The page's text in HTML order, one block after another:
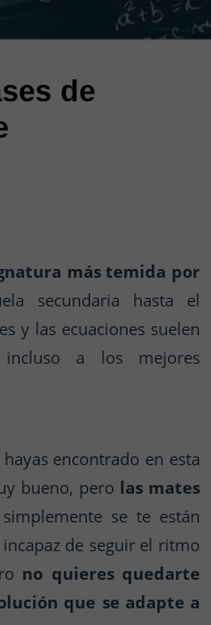
de
más temida por
secundaria hasta el
y las ecuaciones suelen
a los mejores
encontrado en esta
bueno, pero las mates
se te están
de seguir el ritmo
no quieres quedarte
que se adapte a